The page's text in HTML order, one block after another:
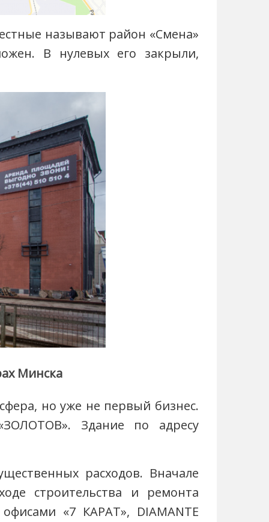
называют район «Смена»
В нулевых его закрыли,
Минска
но уже не первый бизнес.
Здание по адресу
расходов. Вначале
строительства и ремонта
«7 КАРАТ», DIAMANTE